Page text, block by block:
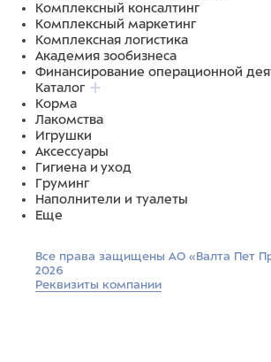
Комплексный консалтинг
Комплексный маркетинг
Комплексная логистика
Академия зообизнеса
Финансирование операционной
Каталог
Корма
Лакомства
Игрушки
Аксессуары
Гигиена и уход
Груминг
Наполнители и туалеты
Еще
Все права защищены АО «Валта Пет
2026
Реквизиты компании